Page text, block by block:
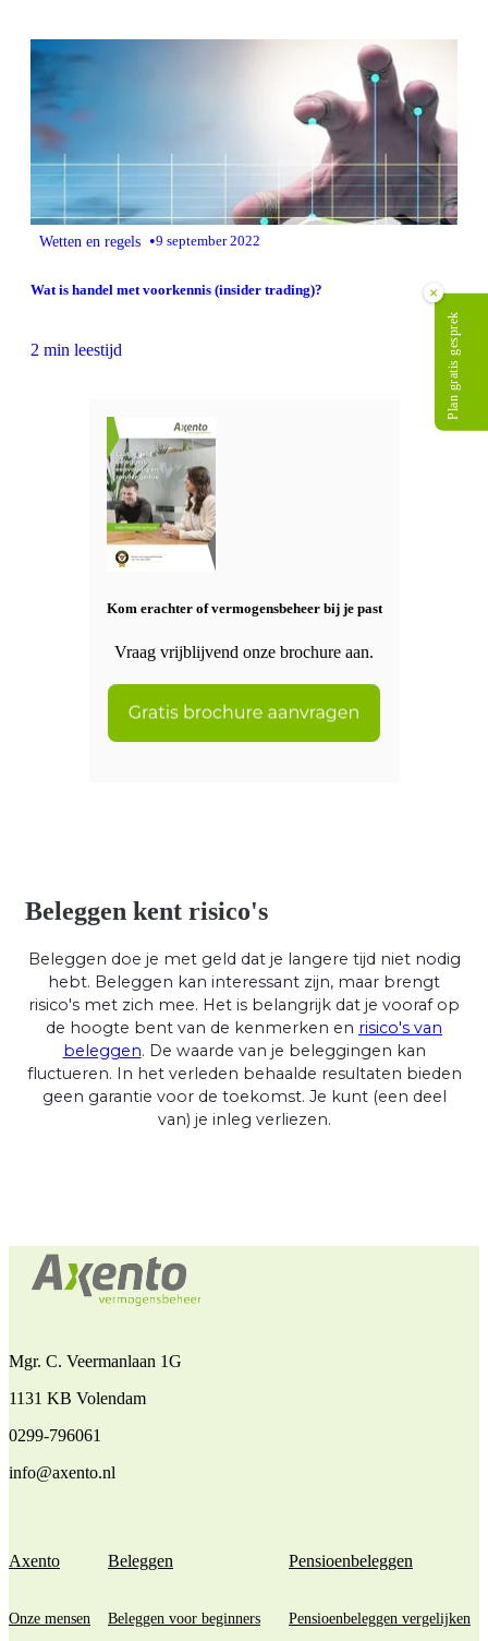
Wetten en regels •9 september 2022
Wat is handel met voorkennis (insider trading)?
2 min leestijd
Kom erachter of vermogensbeheer bij je past
Vraag vrijblijvend onze brochure aan.
Beleggen kent risico's
Beleggen doe je met geld dat je langere tijd niet nodig
hebt. Beleggen kan interessant zijn, maar brengt
risico's met zich mee. Het is belangrijk dat je vooraf op
de hoogte bent van de kenmerken en risico's van
beleggen. De waarde van je beleggingen kan
fluctueren. In het verleden behaalde resultaten bieden
geen garantie voor de toekomst. Je kunt (een deel
van) je inleg verliezen.
Mgr. C. Veermanlaan 1G
1131 KB Volendam
0299-796061
info@axento.nl
Axento
Onze mensen
Beleggen
Beleggen voor beginners
Pensioenbeleggen
Pensioenbeleggen vergelijken
×
Plan gratis gesprek